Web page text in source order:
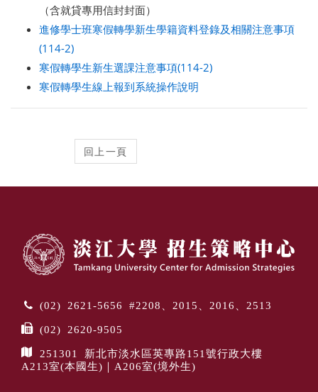
（含就貸專用信封封面）
進修學士班寒假轉學新生學籍資料登錄及相關注意事項
(114-2)
寒假轉學生新生選課注意事項(114-2)
寒假轉學生線上報到系統操作說明
(02) 2621-5656 #2208、2015、2016、2513
(02) 2620-9505
251301 新北市淡水區英專路151號行政大樓
A213室(本國生)｜A206室(境外生)